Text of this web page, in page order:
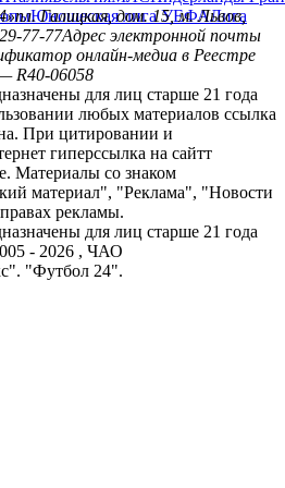
Юношеская лига УЕФАЛига
пл. Галицкая, дом. 15, м. Львов,
77-77Адрес электронной почты
онлайн-медиа в Реестре
R40-06058
для лиц старше 21 года
любых материалов ссылка
При цитировании и
гиперссылка на сайтт
Материалы со знаком
материал", "Реклама", "Новости
рекламы.
для лиц старше 21 года
- 2026 , ЧАО
"Футбол 24".